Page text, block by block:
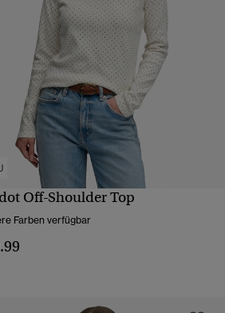
SCHNELLANSICHT
Off-Shoulder Top
Farben verfügbar